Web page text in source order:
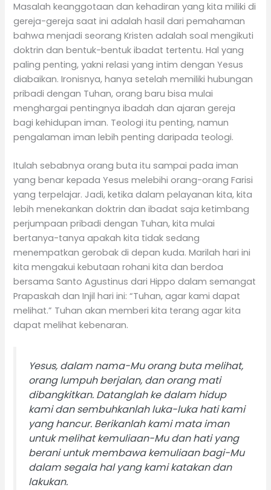
Masalah keanggotaan dan kehadiran yang kita miliki di
gereja-gereja saat ini adalah hasil dari pemahaman
bahwa menjadi seorang Kristen adalah soal mengikuti
doktrin dan bentuk-bentuk ibadat tertentu. Hal yang
paling penting, yakni relasi yang intim dengan Yesus
diabaikan. Ironisnya, hanya setelah memiliki hubungan
pribadi dengan Tuhan, orang baru bisa mulai
menghargai pentingnya ibadah dan ajaran gereja
bagi kehidupan iman. Teologi itu penting, namun
pengalaman iman lebih penting daripada teologi.
Itulah sebabnya orang buta itu sampai pada iman
yang benar kepada Yesus melebihi orang-orang Farisi
yang terpelajar. Jadi, ketika dalam pelayanan kita, kita
lebih menekankan doktrin dan ibadat saja ketimbang
perjumpaan pribadi dengan Tuhan, kita mulai
bertanya-tanya apakah kita tidak sedang
menempatkan gerobak di depan kuda. Marilah hari ini
kita mengakui kebutaan rohani kita dan berdoa
bersama Santo Agustinus dari Hippo dalam semangat
Prapaskah dan Injil hari ini: “Tuhan, agar kami dapat
melihat.” Tuhan akan memberi kita terang agar kita
dapat melihat kebenaran.
Yesus, dalam nama-Mu orang buta melihat,
orang lumpuh berjalan, dan orang mati
dibangkitkan. Datanglah ke dalam hidup
kami dan sembuhkanlah luka-luka hati kami
yang hancur. Berikanlah kami mata iman
untuk melihat kemuliaan-Mu dan hati yang
berani untuk membawa kemuliaan bagi-Mu
dalam segala hal yang kami katakan dan
lakukan.